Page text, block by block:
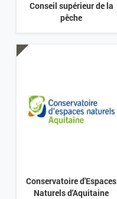
Conseil supérieur de la
pêche
Conservatoire d'Espaces
Naturels d'Aquitaine